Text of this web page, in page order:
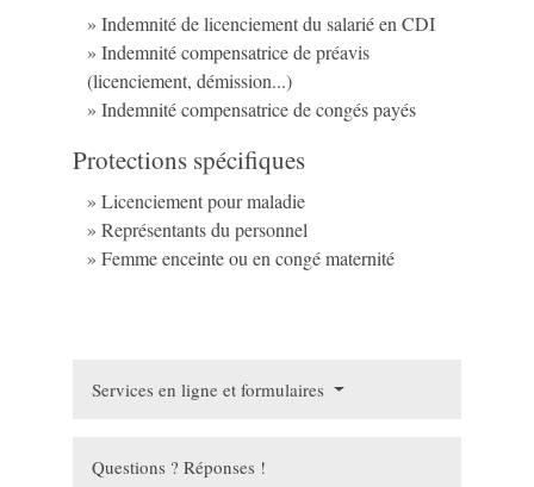
Indemnité de licenciement du salarié en CDI
Indemnité compensatrice de préavis
(licenciement, démission...)
Indemnité compensatrice de congés payés
Protections spécifiques
Licenciement pour maladie
Représentants du personnel
Femme enceinte ou en congé maternité
Services en ligne et formulaires
Questions ? Réponses !